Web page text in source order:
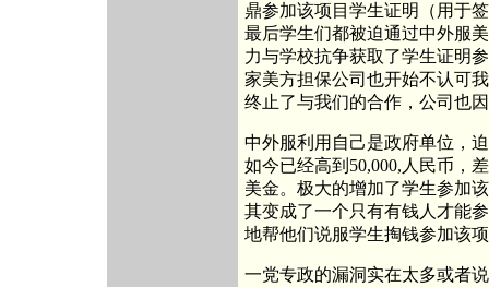
鼎参加该项目学生证明（用于
最后学生们都被迫通过中外服
力与学校抗争获取了学生证明
家美方担保公司也开始不认可
终止了与我们的合作，公司也
中外服利用自己是政府单位，
如今已经高到50,000,人民币，
美金。极大的增加了学生参加
其变成了一个只有有钱人才能
地帮他们说服学生掏钱参加该
一党专政的漏洞实在太多或者